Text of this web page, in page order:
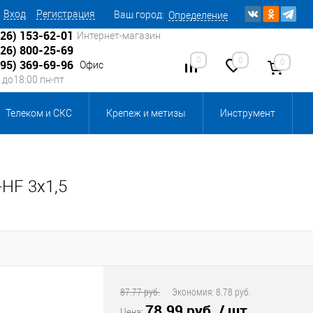
Вход Регистрация Ваш город: Определение
153-62-01 Интернет-магазин
800-25-69
369-69-96 Офис
до18:00 пн-пт
0 0 0
Телеком и СКС Крепеж и метизы Инструмент
и комплектующие, бытовая химия
3х1,5
87.77 руб. Экономия: 8.78 руб.